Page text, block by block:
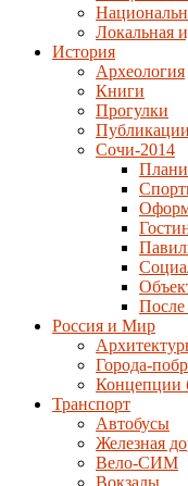
Локальная
История
Археология
Книги
Прогулки
Публикации
Сочи-2014
Россия и Мир
Города-
Концепции
Транспорт
Автобусы
Железная
Вело-СИМ
Вокзалы